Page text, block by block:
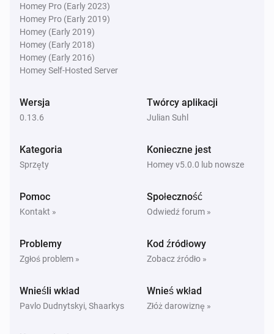
Tasmota MQTT
New tasmota version released
Zigbee device (experimental)
Last seen changed
Zigbee device (experimental)
Zigbee device (experimental)
Oraz...
Homey Pro (Early 2023)
Homey Pro (Early 2019)
Homey (Early 2019)
Homey (Early 2018)
Homey (Early 2016)
Homey Self-Hosted Server
Wersja
0.13.6
Twórcy aplikacji
Julian Suhl
Kategoria
Sprzęty
Konieczne jest
Homey v5.0.0 lub nowsze
Pomoc
Kontakt »
Społeczność
Odwiedź forum »
Problemy
Zgłoś problem »
Kod źródłowy
Zobacz źródło »
Wnieśli wkład
Pavlo Dudnytskyi, Shaarkys
Wnieś wkład
Złóż darowiznę »